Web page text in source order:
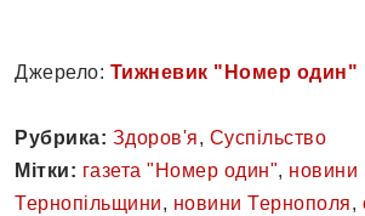
Джерело: Тижневик "Номер один"
Рубрика: Здоров'я, Суспільство
Мітки: газета "Номер один", новини
Тернопільщини, новини Тернополя,